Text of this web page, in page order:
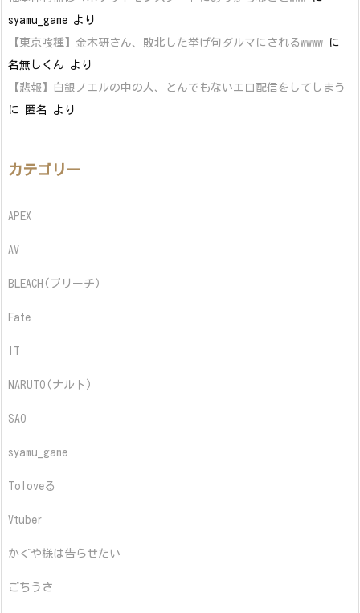
syamu_game より
【東京喰種】金木研さん、敗北した挙げ句ダルマにされるwwww に
名無しくん より
【悲報】白銀ノエルの中の人、とんでもないエロ配信をしてしまう
に
匿名 より
カテゴリー
APEX
AV
BLEACH(ブリーチ)
Fate
NARUTO(ナルト)
SAO
syamu_game
Toloveる
Vtuber
かぐや様は告らせたい
ごちうさ